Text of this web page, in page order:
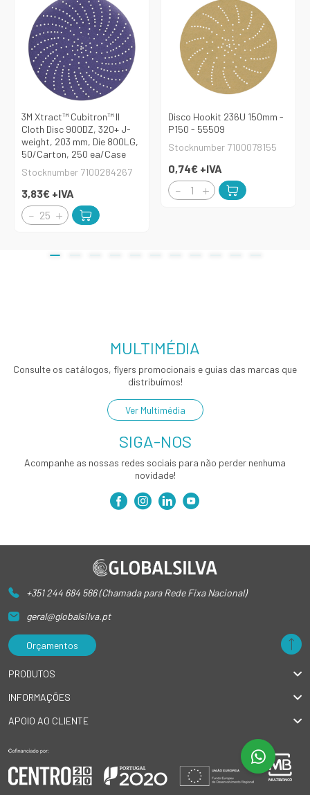
3M Xtract™ Cubitron™ II
Cloth Disc 900DZ, 320+ J-
weight, 203 mm, Die 800LG,
50/Carton, 250 ea/Case
Stocknumber 7100284267
3,83€ +IVA
Disco Hookit 236U 150mm -
P150 - 55509
Stocknumber 7100078155
0,74€ +IVA
MULTIMÉDIA
Consulte os catálogos, flyers promocionais e guias das marcas que
distribuímos!
Ver Multimédia
SIGA-NOS
Acompanhe as nossas redes sociais para não perder nenhuma
novidade!
+351 244 684 566 (Chamada para Rede Fixa Nacional)
geral@globalsilva.pt
Orçamentos
PRODUTOS
INFORMAÇÕES
APOIO AO CLIENTE